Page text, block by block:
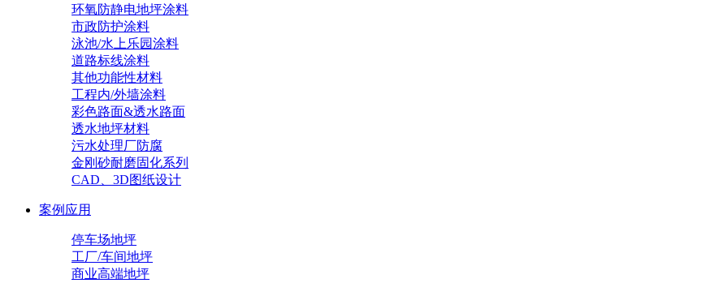
环氧防静电地坪涂料
市政防护涂料
泳池/水上乐园涂料
道路标线涂料
其他功能性材料
工程内/外墙涂料
彩色路面&透水路面
透水地坪材料
污水处理厂防腐
金刚砂耐磨固化系列
CAD、3D图纸设计
案例应用
停车场地坪
工厂/车间地坪
商业高端地坪